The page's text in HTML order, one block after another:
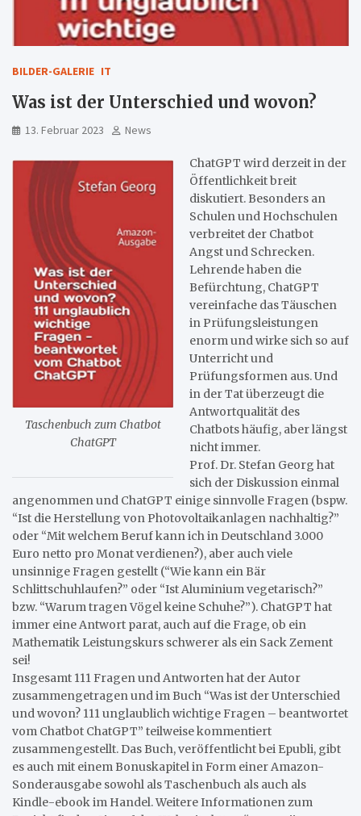
BILDER-GALERIE IT
Was ist der Unterschied und wovon?
13. Februar 2023 News
Taschenbuch zum Chatbot
ChatGPT
ChatGPT wird derzeit in der
Öffentlichkeit breit
diskutiert. Besonders an
Schulen und Hochschulen
verbreitet der Chatbot
Angst und Schrecken.
Lehrende haben die
Befürchtung, ChatGPT
vereinfache das Täuschen
in Prüfungsleistungen
enorm und wirke sich so auf
Unterricht und
Prüfungsformen aus. Und
in der Tat überzeugt die
Antwortqualität des
Chatbots häufig, aber längst
nicht immer.
Prof. Dr. Stefan Georg hat
sich der Diskussion einmal
angenommen und ChatGPT einige sinnvolle Fragen (bspw.
“Ist die Herstellung von Photovoltaikanlagen nachhaltig?”
oder “Mit welchem Beruf kann ich in Deutschland 3.000
Euro netto pro Monat verdienen?), aber auch viele
unsinnige Fragen gestellt (“Wie kann ein Bär
Schlittschuhlaufen?” oder “Ist Aluminium vegetarisch?”
bzw. “Warum tragen Vögel keine Schuhe?”). ChatGPT hat
immer eine Antwort parat, auch auf die Frage, ob ein
Mathematik Leistungskurs schwerer als ein Sack Zement
sei!
Insgesamt 111 Fragen und Antworten hat der Autor
zusammengetragen und im Buch “Was ist der Unterschied
und wovon? 111 unglaublich wichtige Fragen – beantwortet
vom Chatbot ChatGPT” teilweise kommentiert
zusammengestellt. Das Buch, veröffentlicht bei Epubli, gibt
es auch mit einem Bonuskapitel in Form einer Amazon-
Sonderausgabe sowohl als Taschenbuch als auch als
Kindle-ebook im Handel. Weitere Informationen zum